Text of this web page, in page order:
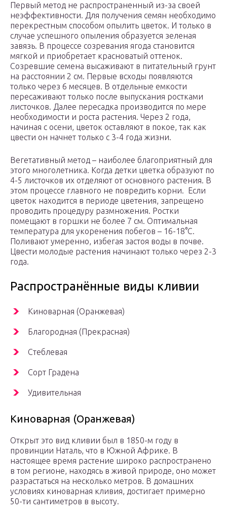
Первый метод не распространенный из-за своей
неэффективности. Для получения семян необходимо
перекрестным способом опылить цветок. И только в
случае успешного опыления образуется зеленая
завязь. В процессе созревания ягода становится
мягкой и приобретает красноватый оттенок.
Созревшие семена высаживают в питательный грунт
на расстоянии 2 см. Первые всходы появляются
только через 6 месяцев. В отдельные емкости
пересаживают только после выпускания ростками
листочков. Далее пересадка производится по мере
необходимости и роста растения. Через 2 года,
начиная с осени, цветок оставляют в покое, так как
цвести он начнет только с 3-4 года жизни.
Вегетативный метод – наиболее благоприятный для
этого многолетника. Когда детки цветка образуют по
4-5 листочков их отделяют от основного растения. В
этом процессе главного не повредить корни. Если
цветок находится в периоде цветения, запрещено
проводить процедуру размножения. Ростки
помещают в горшки не более 7 см. Оптимальная
температура для укоренения побегов – 16-18°C.
Поливают умеренно, избегая застоя воды в почве.
Цвести молодые растения начинают только через 2-3
года.
Распространённые виды кливии
Киноварная (Оранжевая)
Благородная (Прекрасная)
Стеблевая
Сорт Градена
Удивительная
Киноварная (Оранжевая)
Открыт это вид кливии был в 1850-м году в
провинции Наталь, что в Южной Африке. В
настоящее время растение широко распространено
в том регионе, находясь в живой природе, оно может
разрастаться на несколько метров. В домашних
условиях киноварная кливия, достигает примерно
50-ти сантиметров в высоту.